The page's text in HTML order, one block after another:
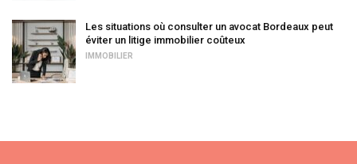
Les situations où consulter un avocat Bordeaux peut
éviter un litige immobilier coûteux
IMMOBILIER